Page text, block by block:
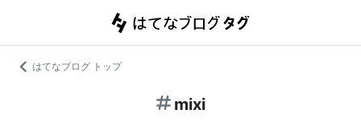
はてなブログ トップ
mixi